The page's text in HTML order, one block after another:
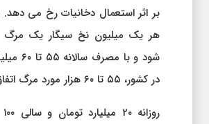
بر اثر استعمال دخانیات رخ می دهد.
هر یک میلیون نخ سیگار یک
شود و با
در کشور، ۵۵ تا ۶۰ هزار مورد مرگ اتفاق می افتد.